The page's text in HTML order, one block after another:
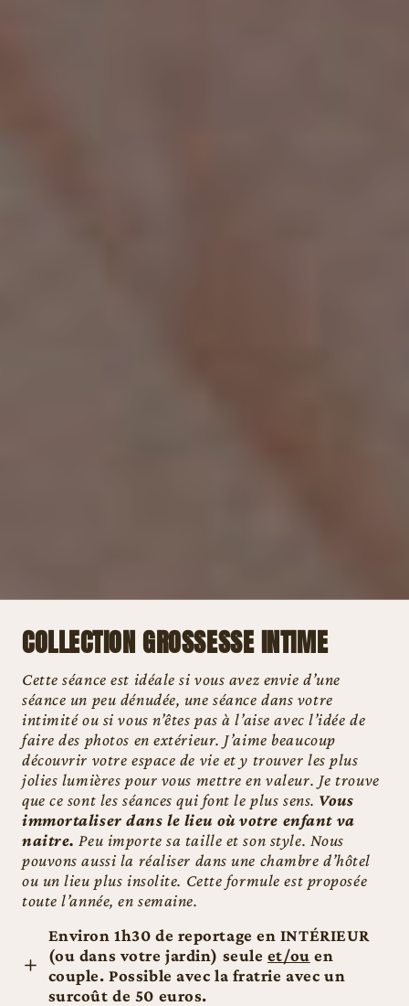
COLLECTION GROSSESSE INTIME
Cette séance est idéale si vous avez envie d’une
séance un peu dénudée, une séance dans votre
intimité ou si vous n’êtes pas à l’aise avec l’idée de
faire des photos en extérieur. J’aime beaucoup
découvrir votre espace de vie et y trouver les plus
jolies lumières pour vous mettre en valeur. Je trouve
que ce sont les séances qui font le plus sens. Vous
immortaliser dans le lieu où votre enfant va
naitre. Peu importe sa taille et son style. Nous
pouvons aussi la réaliser dans une chambre d’hôtel
ou un lieu plus insolite. Cette formule est proposée
toute l’année, en semaine.
Environ 1h30 de reportage en INTÉRIEUR
(ou dans votre jardin) seule et/ou en
couple. Possible avec la fratrie avec un
surcoût de 50 euros.